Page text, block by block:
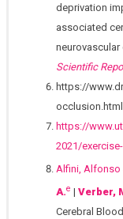
deprivation
associated
Scientific
https://
occlusion.html
https://
2021/
Alfini, Alfonso
A.e | Verber,
Cerebral